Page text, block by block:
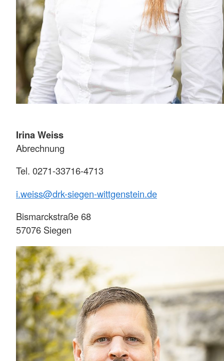
Irina Weiss
Abrechnung
Tel. 0271-33716-4713
i.weiss@drk-siegen-wittgenstein.de
Bismarckstraße 68
57076 Siegen